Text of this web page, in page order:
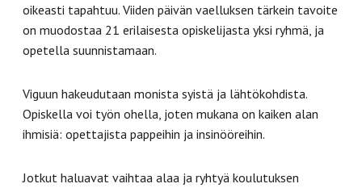
oikeasti tapahtuu. Viiden päivän vaelluksen tärkein tavoite
on muodostaa 21 erilaisesta opiskelijasta yksi ryhmä, ja
opetella suunnistamaan.
Viguun hakeudutaan monista syistä ja lähtökohdista.
Opiskella voi työn ohella, joten mukana on kaiken alan
ihmisiä: opettajista pappeihin ja insinööreihin.
Jotkut haluavat vaihtaa alaa ja ryhtyä koulutuksen